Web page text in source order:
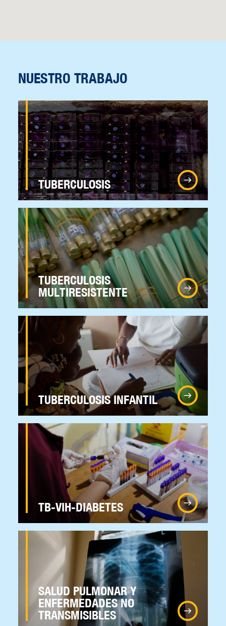
NUESTRO TRABAJO
TUBERCULOSIS
TUBERCULOSIS
MULTIRESISTENTE
TUBERCULOSIS INFANTIL
TB-VIH-DIABETES
SALUD PULMONAR Y
ENFERMEDADES NO
TRANSMISIBLES